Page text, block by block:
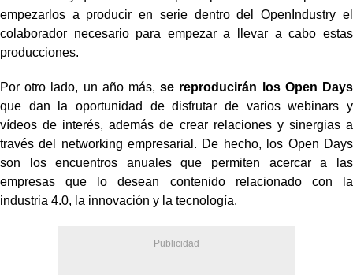
empezarlos a producir en serie dentro del OpenIndustry el
colaborador necesario para empezar a llevar a cabo estas
producciones.
Por otro lado, un año más, se reproducirán los Open Days
que dan
la oportunidad de disfrutar de varios webinars y
vídeos de interés, además de crear relaciones y sinergias a
través del networking empresarial. De hecho, los Open Days
son los encuentros anuales que permiten acercar a las
empresas que lo
desean contenido relacionado con la
industria 4.0, la innovación y la tecnología.